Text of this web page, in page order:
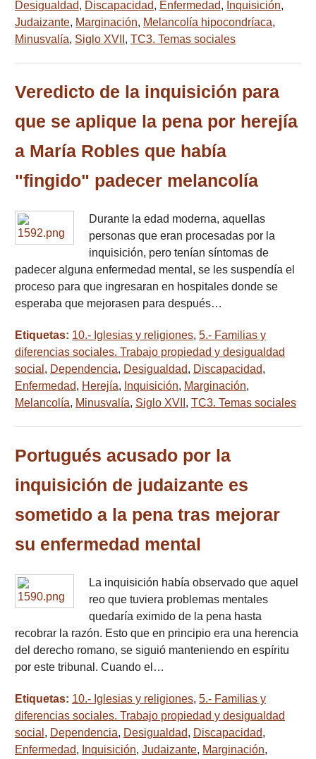
Desigualdad, Discapacidad, Enfermedad, Inquisición,
Judaizante, Marginación, Melancolía hipocondríaca,
Minusvalía, Siglo XVII , TC3. Temas sociales
Veredicto de la inquisición para
que se aplique la pena por herejía
a María Robles que había
"fingido" padecer melancolía
Durante la edad moderna, aquellas
personas que eran procesadas por la
inquisición, pero tenían síntomas de
padecer alguna enfermedad mental, se les suspendía el
proceso para que ingresaran en hospitales donde se
esperaba que mejorasen para después…
Etiquetas: 10.- Iglesias y religiones, 5.- Familias y
diferencias sociales. Trabajo propiedad y desigualdad
social , Dependencia, Desigualdad, Discapacidad,
Enfermedad, Herejía, Inquisición, Marginación,
Melancolía, Minusvalía, Siglo XVII , TC3. Temas sociales
Portugués acusado por la
inquisición de judaizante es
sometido a la pena tras mejorar
su enfermedad mental
La inquisición había observado que aquel
reo que tuviera problemas mentales
quedaría eximido de la pena hasta
recobrar la razón. Esto que en principio era una herencia
del derecho romano, se siguió manteniendo en espíritu
por este tribunal. Cuando el…
Etiquetas: 10.- Iglesias y religiones, 5.- Familias y
diferencias sociales. Trabajo propiedad y desigualdad
social , Dependencia, Desigualdad, Discapacidad,
Enfermedad, Inquisición, Judaizante, Marginación,